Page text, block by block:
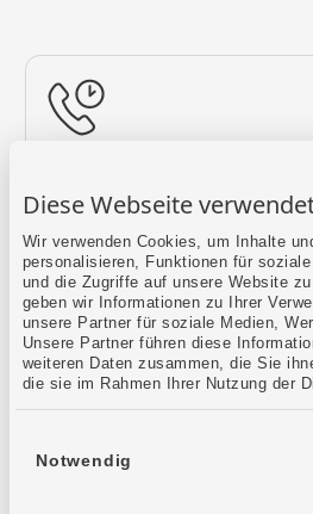
Diese Webseite
Wir verwenden Cookies, um Inhalte
personalisieren, Funktionen für
und die Zugriffe auf unsere Website
geben wir Informationen zu Ihrer
unsere Partner für soziale Medien,
Unsere Partner führen diese
weiteren Daten zusammen, die Sie
die sie im Rahmen Ihrer Nutzung der
Notwendig
Mehr erfahren
Kontaktformular